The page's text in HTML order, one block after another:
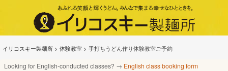
イリコスキー製麺所 > 体験教室 > 手打ちうどん作り体験教室ご予約
Looking for English-conducted classes? → English class booking form